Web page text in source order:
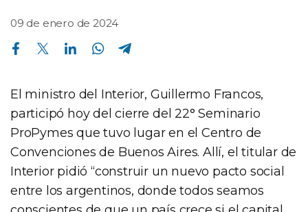
09 de enero de 2024
Compartir en Facebook Compartir en Twitter Compartir en Linkedin Compartir en Whatsapp
El ministro del Interior, Guillermo Francos,
participó hoy del cierre del 22° Seminario
ProPymes que tuvo lugar en el Centro de
Convenciones de Buenos Aires. Allí, el titular de
Interior pidió “construir un nuevo pacto social
entre los argentinos, donde todos seamos